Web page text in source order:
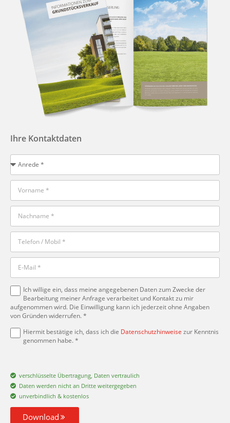
Ihre Kontaktdaten
Ich willige ein, dass meine angegebenen Daten zum Zwecke der
Bearbeitung meiner Anfrage verarbeitet und Kontakt zu mir
aufgenommen wird. Die Einwilligung kann ich jederzeit ohne Angaben
von Gründen widerrufen. *
Hiermit bestätige ich, dass ich die Datenschutzhinweise zur Kenntnis
genommen habe. *
verschlüsselte Übertragung, Daten vertraulich
Daten werden nicht an Dritte weitergegeben
unverbindlich & kostenlos
Download